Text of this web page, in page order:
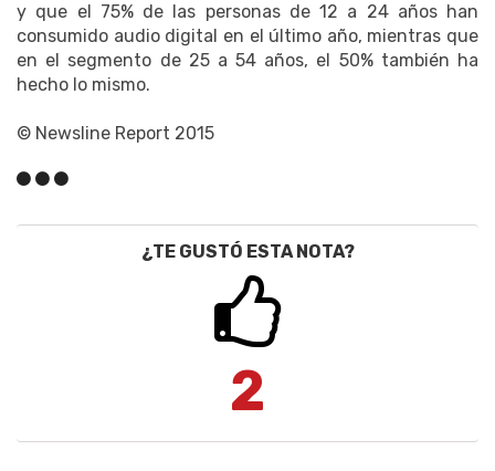
y que el 75% de las personas de 12 a 24 años han
consumido audio digital en el último año, mientras que
en el segmento de 25 a 54 años, el 50% también ha
hecho lo mismo.
© Newsline Report 2015
¿TE GUSTÓ ESTA NOTA?
2